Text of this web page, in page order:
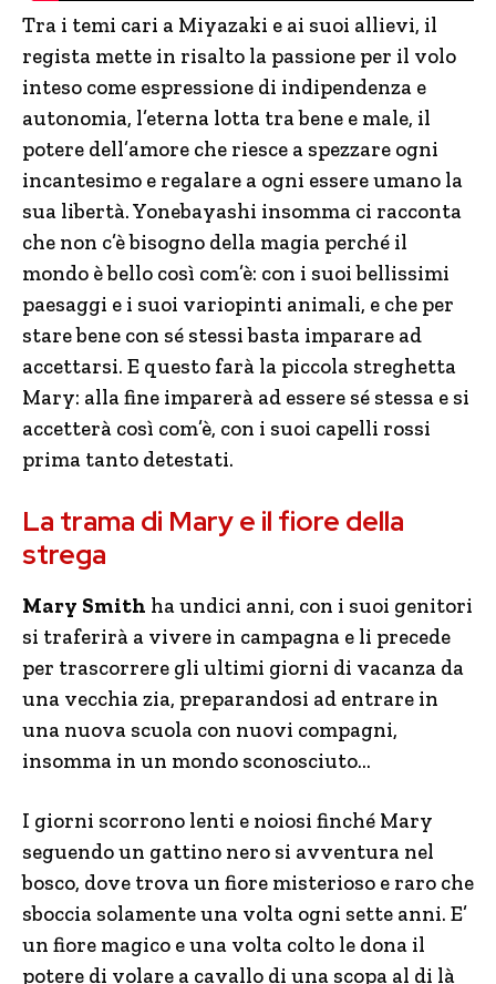
Tra i temi cari a Miyazaki e ai suoi allievi, il
regista mette in risalto la passione per il volo
inteso come espressione di indipendenza e
autonomia, l’eterna lotta tra bene e male, il
potere dell’amore che riesce a spezzare ogni
incantesimo e regalare a ogni essere umano la
sua libertà. Yonebayashi insomma ci racconta
che non c’è bisogno della magia perché il
mondo è bello così com’è: con i suoi bellissimi
paesaggi e i suoi variopinti animali, e che per
stare bene con sé stessi basta imparare ad
accettarsi. E questo farà la piccola streghetta
Mary: alla fine imparerà ad essere sé stessa e si
accetterà così com’è, con i suoi capelli rossi
prima tanto detestati.
La trama di Mary e il fiore della
strega
Mary Smith ha undici anni, con i suoi genitori
si traferirà a vivere in campagna e li precede
per trascorrere gli ultimi giorni di vacanza da
una vecchia zia, preparandosi ad entrare in
una nuova scuola con nuovi compagni,
insomma in un mondo sconosciuto…
I giorni scorrono lenti e noiosi finché Mary
seguendo un gattino nero si avventura nel
bosco, dove trova un fiore misterioso e raro che
sboccia solamente una volta ogni sette anni. E’
un fiore magico e una volta colto le dona il
potere di volare a cavallo di una scopa al di là